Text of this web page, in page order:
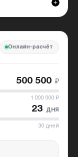
Онлайн-расчёт
500 500 ₽
1 000 000 ₽
23 дня
30 дней